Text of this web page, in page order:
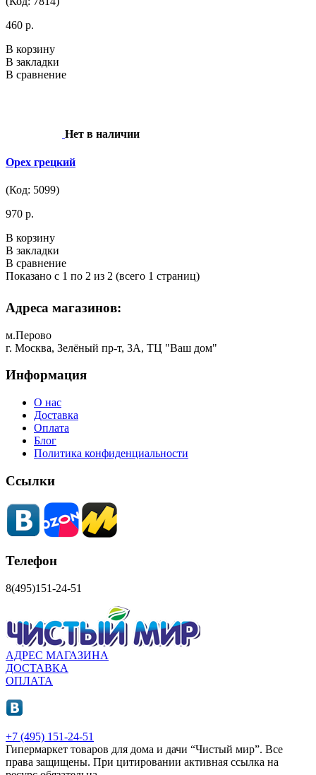
460 р.
В корзину
В закладки
В сравнение
Нет в наличии
Орех грецкий
(Код: 5099)
970 р.
В корзину
В закладки
В сравнение
Показано с 1 по 2 из 2 (всего 1 страниц)
Адреса магазинов:
м.Перово
г. Москва, Зелёный пр-т, 3А, ТЦ "Ваш дом"
Информация
О нас
Доставка
Оплата
Блог
Политика конфиденциальности
Ссылки
Телефон
8(495)151-24-51
АДРЕС МАГАЗИНА
ДОСТАВКА
ОПЛАТА
+7 (495) 151-24-51
Гипермаркет товаров для дома и дачи “Чистый мир”. Все
права защищены. При цитировании активная ссылка на